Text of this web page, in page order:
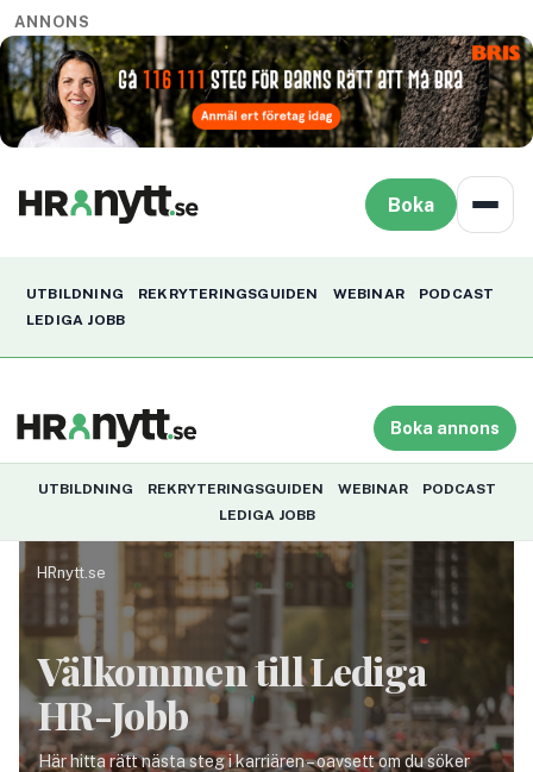
ANNONS
Boka
UTBILDNING REKRYTERINGSGUIDEN WEBINAR
PODCAST
LEDIGA JOBB
Boka annons
UTBILDNING REKRYTERINGSGUIDEN WEBINAR
PODCAST
LEDIGA JOBB
HRnytt.se
Välkommen till Lediga
HR-Jobb
Här hitta rätt nästa steg i karriären – oavsett om du söker